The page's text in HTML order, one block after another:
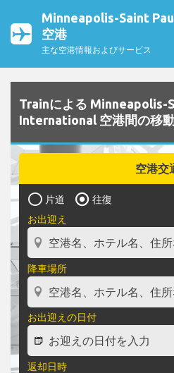
Minneapolis-Saint
空港
主な空港情報およびサービス
Trainによる Minneapolis-
International 空港間の移
空港交
片道
往復
お出迎え
降車場所
お出迎えの日付
返却日時